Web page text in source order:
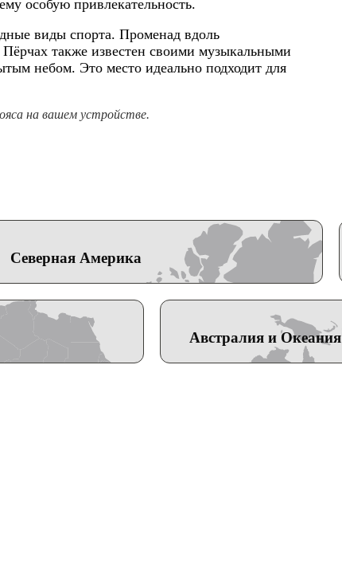
особую привлекательность.
виды спорта. Променад вдоль
также известен своими музыкальными
небом. Это место идеально подходит для
на вашем устройстве.
Северная Америка
Австралия и Океания